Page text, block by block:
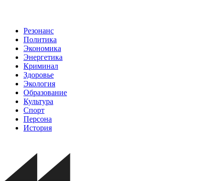
Резонанс
Политика
Экономика
Энергетика
Криминал
Здоровье
Экология
Образование
Культура
Спорт
Персона
История